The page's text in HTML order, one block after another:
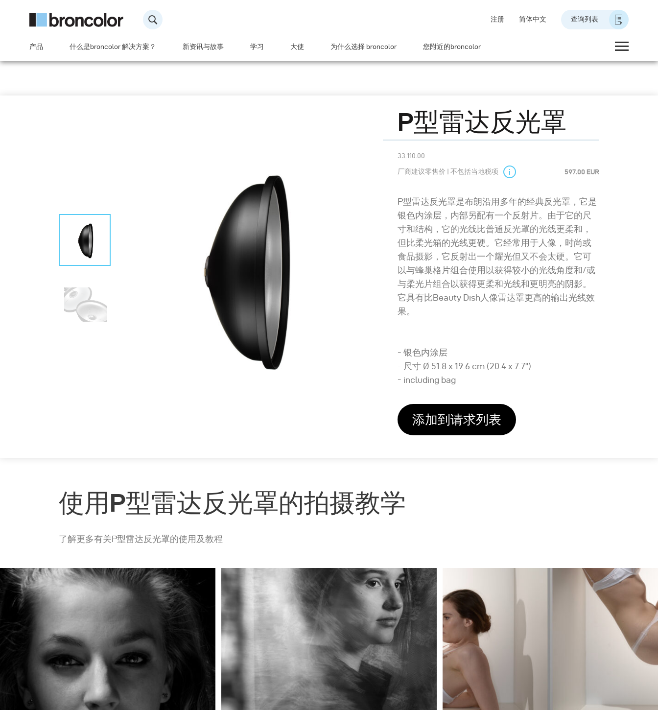
注册 简体中文 查询列表
产品 什么是broncolor 解决方案？ 新资讯与故事 学习 大使 为什么选择 broncolor 您附近的broncolor
P型雷达反光罩
33.110.00
厂商建议零售价 | 不包括当地税项 597.00 EUR
P型雷达反光罩是布朗沿用多年的经典反光罩，它是
银色内涂层，内部另配有一个反射片。由于它的尺
寸和结构，它的光线比普通反光罩的光线更柔和，
但比柔光箱的光线更硬。它经常用于人像，时尚或
食品摄影，它反射出一个耀光但又不会太硬。它可
以与蜂巢格片组合使用以获得较小的光线角度和/或
与柔光片组合以获得更柔和光线和更明亮的阴影。
它具有比Beauty Dish人像雷达罩更高的输出光线效
果。
- 银色内涂层
- 尺寸 Ø 51.8 x 19.6 cm (20.4 x 7.7")
- including bag
添加到请求列表
使用P型雷达反光罩的拍摄教学
了解更多有关P型雷达反光罩的使用及教程